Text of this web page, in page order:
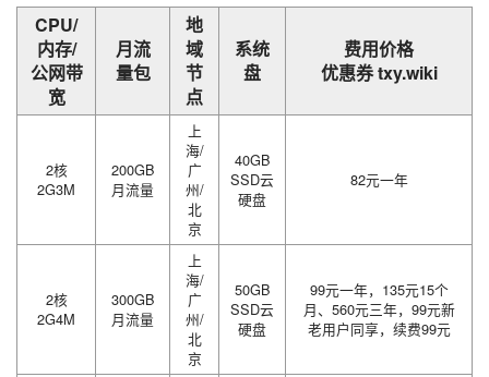
CPU/
内存/
公网带
宽
月流
量包
地
域
节
点
系统
盘
费用价格
优惠券 txy.wiki
2核
2G3M
200GB
月流量
上
海/
广
州/
北
京
40GB
SSD云
硬盘
82元一年
2核
2G4M
300GB
月流量
上
海/
广
州/
北
京
50GB
SSD云
硬盘
99元一年，135元15个
月、560元三年，99元新
老用户同享，续费99元